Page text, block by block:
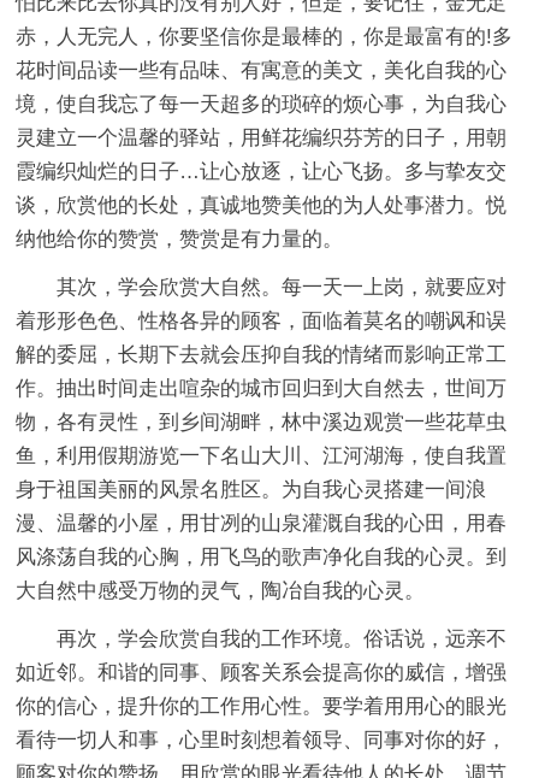
赤，人无完人，你要坚信你是最棒的，你是最富有的!多
花时间品读一些有品味、有寓意的美文，美化自我的心
境，使自我忘了每一天超多的琐碎的烦心事，为自我心
灵建立一个温馨的驿站，用鲜花编织芬芳的日子，用朝
霞编织灿烂的日子…让心放逐，让心飞扬。多与挚友交
谈，欣赏他的长处，真诚地赞美他的为人处事潜力。悦
纳他给你的赞赏，赞赏是有力量的。
其次，学会欣赏大自然。每一天一上岗，就要应对
着形形色色、性格各异的顾客，面临着莫名的嘲讽和误
解的委屈，长期下去就会压抑自我的情绪而影响正常工
作。抽出时间走出喧杂的城市回归到大自然去，世间万
物，各有灵性，到乡间湖畔，林中溪边观赏一些花草虫
鱼，利用假期游览一下名山大川、江河湖海，使自我置
身于祖国美丽的风景名胜区。为自我心灵搭建一间浪
漫、温馨的小屋，用甘冽的山泉灌溉自我的心田，用春
风涤荡自我的心胸，用飞鸟的歌声净化自我的心灵。到
大自然中感受万物的灵气，陶冶自我的心灵。
再次，学会欣赏自我的工作环境。俗话说，远亲不
如近邻。和谐的同事、顾客关系会提高你的威信，增强
你的信心，提升你的工作用心性。要学着用用心的眼光
看待一切人和事，心里时刻想着领导、同事对你的好，